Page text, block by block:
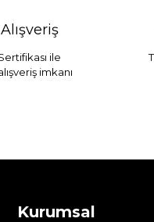
ile
imkanı
Kurumsal